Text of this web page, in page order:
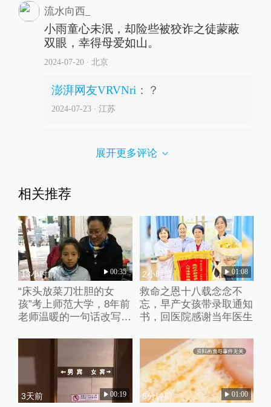
流水向西_
小雨童心未泯，却险些被狡诈之徒蒙蔽
双眼，幸得母爱如山。
2024-07-20∙ 北京
澎湃网友VRVNri ： ？
2024-07-23∙ 江苏
展开更多评论
相关推荐
13小时前 00:35
“床头放菜刀壮胆的女
孩”考上师范大学，8年前
老师温暖的一句话改写了
2小时前 01:08
救命之恩十八载念念不
忘，早产女孩带录取通知
书，回医院感谢当年医生
3天前 00:19 6分钟前 01:00